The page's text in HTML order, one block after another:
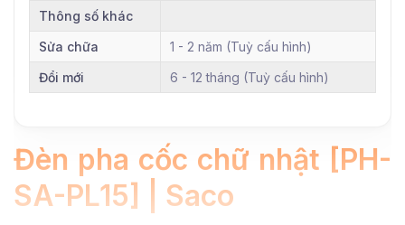
Thông số khác
Sửa chữa
1 - 2 năm (Tuỳ cấu hình)
Đổi mới
6 - 12 tháng (Tuỳ cấu hình)
Đèn pha cốc chữ nhật [PH-
SA-PL15] | Saco